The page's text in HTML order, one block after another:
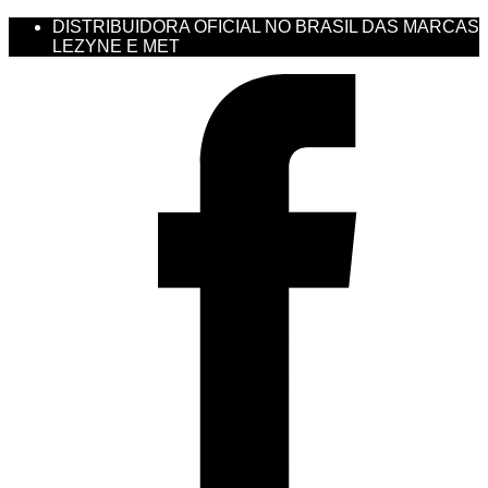
DISTRIBUIDORA OFICIAL NO BRASIL DAS MARCAS
LEZYNE E MET